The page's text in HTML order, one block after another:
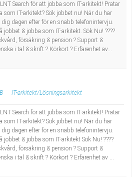
Search för att jobba som IT-arkitekt! Pratar
som IT-arkitekt? Sök jobbet nu! När du har
dagen efter för en snabb telefonintervju.
& jobba som IT-arkitekt. Sök Nu! ????
försäkring & pension ? Support &
i tal & skrift ? Körkort ? Erfarenhet av...
IT-arkitekt/Lösningsarkitekt
Search för att jobba som IT-arkitekt! Pratar
som IT-arkitekt? Sök jobbet nu! När du har
dagen efter för en snabb telefonintervju.
& jobba som IT-arkitekt Sök Nu! ????
försäkring & pension ? Support &
i tal & skrift ? Körkort ? Erfarenhet av ...